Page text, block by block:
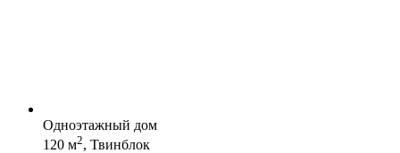
Одноэтажный дом
120 м2, Твинблок